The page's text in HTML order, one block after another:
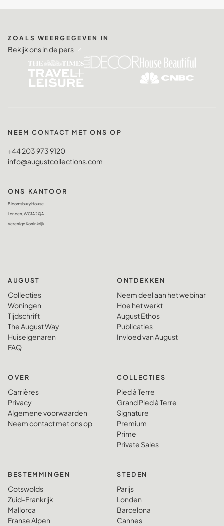
ZOALS WEERGEGEVEN IN
Bekijk ons in de pers
NEEM CONTACT MET ONS OP
+44 203 973 9120
info@augustcollections.com
ONS KANTOOR
Bloomsbury House
Londen, WC1A 2QA
Verenigd Koninkrijk
AUGUST
Collecties
Woningen
Tijdschrift
The August Way
Huiseigenaren
FAQ
ONTDEKKEN
Neem deel aan het webinar
Hoe het werkt
August Ethos
Publicaties
Invloed van August
OVER
Carrières
Privacy
Algemene voorwaarden
Neem contact met ons op
COLLECTIES
Pied à Terre
Grand Pied à Terre
Signature
Premium
Prime
Private Sales
BESTEMMINGEN
Cotswolds
Zuid-Frankrijk
Mallorca
Franse Alpen
STEDEN
Parijs
Londen
Barcelona
Cannes